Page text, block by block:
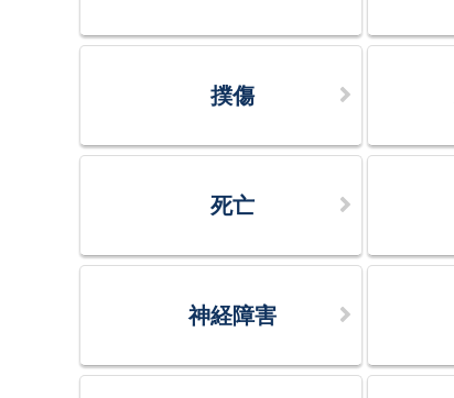
撲傷
死亡
神経障害